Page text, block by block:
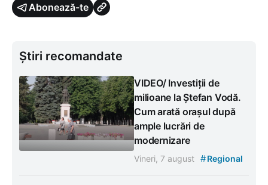
Abonează-te
Știri recomandate
VIDEO/ Investiții de
milioane la Ștefan Vodă.
Cum arată orașul după
ample lucrări de
modernizare
Vineri, 7 august #Regional